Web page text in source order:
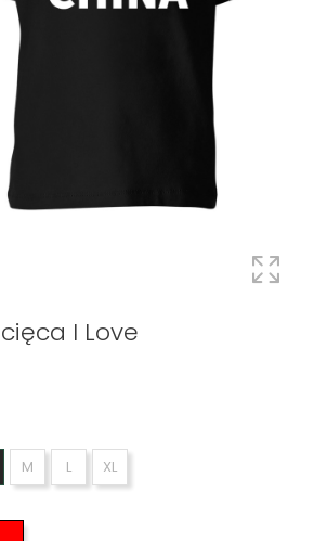
I Love
M L XL